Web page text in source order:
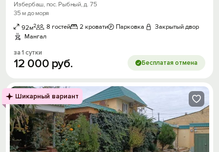
Избербаш, пос. Рыбный, д. 75
35 м до моря
92м2 8 гостей 2 кровати Парковка
Закрытый двор
Мангал
за 1 сутки
12 000 руб. Бесплатая отмена
Шикарный вариант